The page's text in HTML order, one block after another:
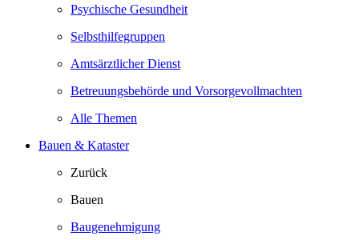
Psychische Gesundheit
Selbsthilfegruppen
Amtsärztlicher Dienst
Betreuungsbehörde und Vorsorgevollmachten
Alle Themen
Bauen & Kataster
Zurück
Bauen
Baugenehmigung